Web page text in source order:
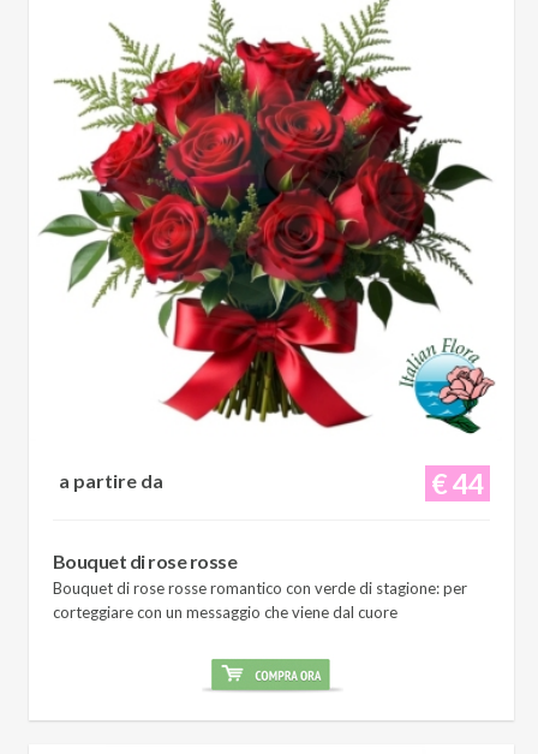
€ 44
a partire da
Bouquet di rose rosse
Bouquet di rose rosse romantico con verde di stagione: per
corteggiare con un messaggio che viene dal cuore